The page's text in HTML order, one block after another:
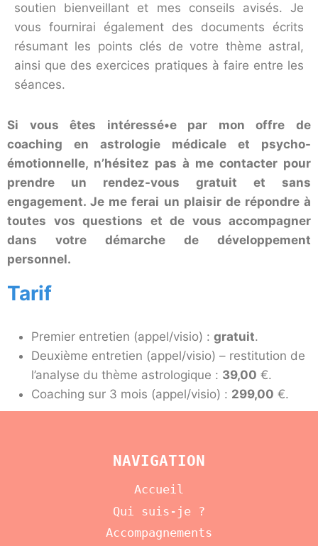
soutien bienveillant et mes conseils avisés. Je
vous fournirai également des documents écrits
résumant les points clés de votre thème astral,
ainsi que des exercices pratiques à faire entre les
séances.
Si vous êtes intéressé•e par mon offre de
coaching en astrologie médicale et psycho-
émotionnelle, n’hésitez pas à me contacter pour
prendre un rendez-vous gratuit et sans
engagement. Je me ferai un plaisir de répondre à
toutes vos questions et de vous accompagner
dans votre démarche de développement
personnel.
Tarif
Premier entretien (appel/visio) : gratuit.
Deuxième entretien (appel/visio) – restitution de
l’analyse du thème astrologique : 39,00 €.
Coaching sur 3 mois (appel/visio) : 299,00 €.
NAVIGATION
Accueil
Qui suis-je ?
Accompagnements